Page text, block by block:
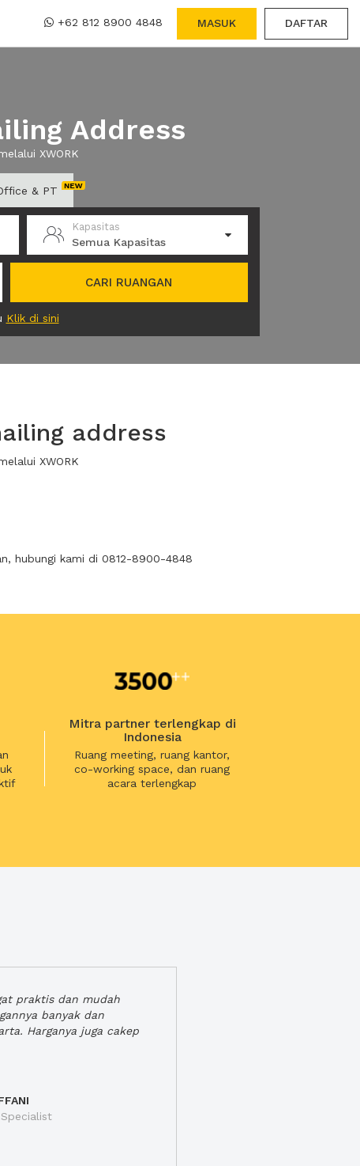
+62 812 8900 4848 MASUK DAFTAR
Address
XWORK
& PT
Kapasitas
Semua Kapasitas
CARI RUANGAN
Klik di sini
address
XWORK
hubungi kami di 0812-8900-4848
Mitra partner terlengkap di
Indonesia
Ruang meeting, ruang kantor,
co-working space, dan ruang
acara terlengkap
praktis dan mudah
banyak dan
Harganya juga cakep